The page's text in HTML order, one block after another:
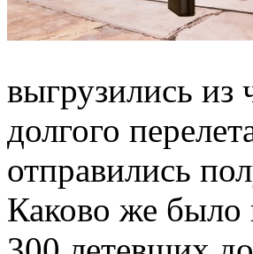
выгрузились из
долгого
отправились
Каково же было